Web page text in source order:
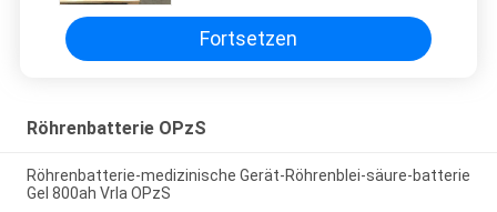
Fortsetzen
Röhrenbatterie OPzS
Röhrenbatterie-medizinische Gerät-Röhrenblei-säure-batterie
Gel 800ah Vrla OPzS